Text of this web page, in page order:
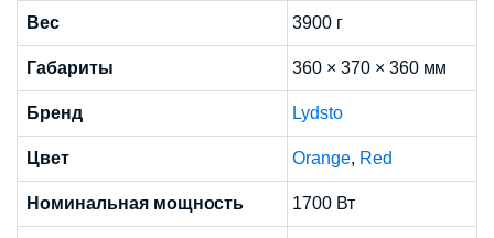
Вес 3900 г
Габариты 360 × 370 × 360 мм
Бренд Lydsto
Цвет Orange, Red
Номинальная мощность 1700 Вт